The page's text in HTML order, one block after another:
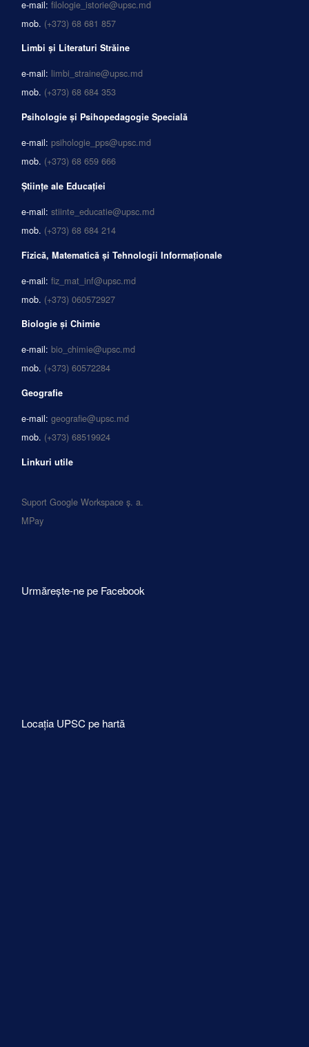
e-mail: filologie_istorie@upsc.md
mob. (+373) 68 681 857
Limbi și Literaturi Străine
e-mail: limbi_straine@upsc.md
mob. (+373) 68 684 353
Psihologie și Psihopedagogie Specială
e-mail: psihologie_pps@upsc.md
mob. (+373) 68 659 666
Științe ale Educației
e-mail: stiinte_educatie@upsc.md
mob. (+373) 68 684 214
Fizică, Matematică și Tehnologii Informaționale
e-mail: fiz_mat_inf@upsc.md
mob. (+373) 060572927
Biologie și Chimie
e-mail: bio_chimie@upsc.md
mob. (+373) 60572284
Geografie
e-mail: geografie@upsc.md
mob. (+373) 68519924
Linkuri utile
Suport Google Workspace ș. a.
MPay
Urmărește-ne pe Facebook
Locația UPSC pe hartă